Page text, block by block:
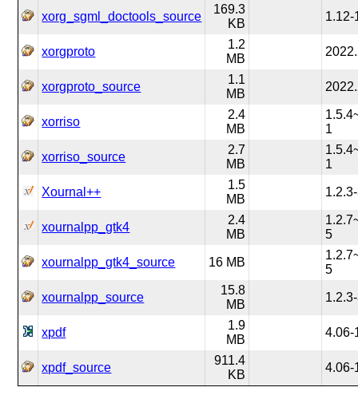
xorg_sgml_doctools_source
169.3
KB
1.12-
xorgproto
1.2
MB
xorgproto_source
1.1
MB
xorriso
2.4
MB
1
xorriso_source
2.7
MB
1
Xournal++
1.5
MB
xournalpp_gtk4
2.4
MB
5
xournalpp_gtk4_source 16 MB
5
xournalpp_source
15.8
MB
xpdf
1.9
MB
4.06-
xpdf_source
911.4
KB
4.06-